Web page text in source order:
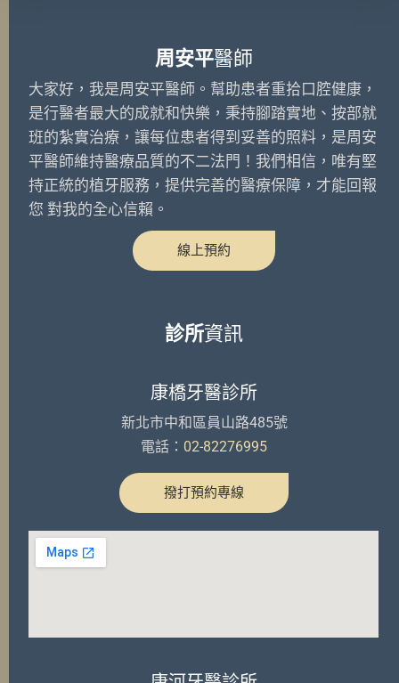
周安平醫師
大家好，我是周安平醫師。幫助患者重拾口腔健康，
是行醫者最大的成就和快樂，秉持腳踏實地、按部就
班的紮實治療，讓每位患者得到妥善的照料，是周安
平醫師維持醫療品質的不二法門！我們相信，唯有堅
持正統的植牙服務，提供完善的醫療保障，才能回報
您 對我的全心信賴。
線上預約
診所資訊
康橋牙醫診所
新北市中和區員山路485號
電話： 02-82276995
撥打預約專線